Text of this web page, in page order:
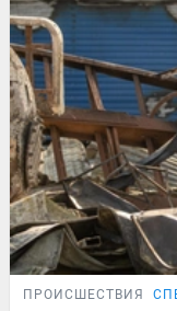
ПРОИСШЕСТВИЯ